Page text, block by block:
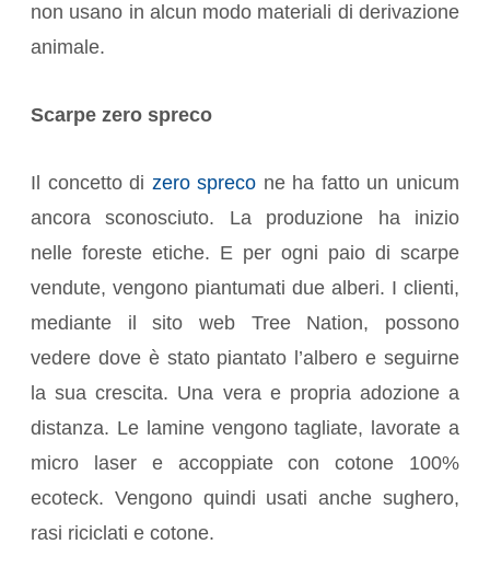
non usano in alcun modo materiali di derivazione
animale.
Scarpe zero spreco
Il concetto di zero spreco ne ha fatto un unicum
ancora sconosciuto. La produzione ha inizio
nelle foreste etiche. E per ogni paio di scarpe
vendute, vengono piantumati due alberi. I clienti,
mediante il sito web Tree Nation, possono
vedere dove è stato piantato l’albero e seguirne
la sua crescita. Una vera e propria adozione a
distanza. Le lamine vengono tagliate, lavorate a
micro laser e accoppiate con cotone 100%
ecoteck. Vengono quindi usati anche sughero,
rasi riciclati e cotone.